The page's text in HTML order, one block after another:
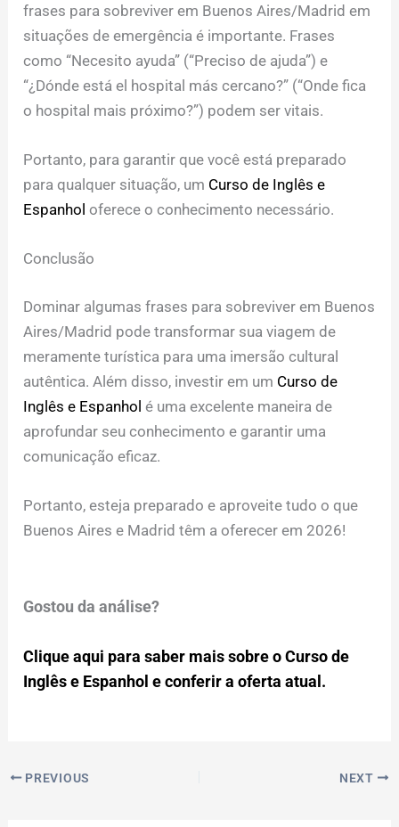
frases para sobreviver em Buenos Aires/Madrid em
situações de emergência é importante. Frases
como “Necesito ayuda” (“Preciso de ajuda”) e
“¿Dónde está el hospital más cercano?” (“Onde fica
o hospital mais próximo?”) podem ser vitais.
Portanto, para garantir que você está preparado
para qualquer situação, um Curso de Inglês e
Espanhol oferece o conhecimento necessário.
Conclusão
Dominar algumas frases para sobreviver em Buenos
Aires/Madrid pode transformar sua viagem de
meramente turística para uma imersão cultural
autêntica. Além disso, investir em um Curso de
Inglês e Espanhol é uma excelente maneira de
aprofundar seu conhecimento e garantir uma
comunicação eficaz.
Portanto, esteja preparado e aproveite tudo o que
Buenos Aires e Madrid têm a oferecer em 2026!
Gostou da análise?
Clique aqui para saber mais sobre o Curso de
Inglês e Espanhol e conferir a oferta atual.
PREVIOUS NEXT